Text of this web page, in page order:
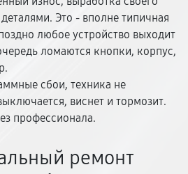
Это - вполне типичная
любое устройство выходит
ломаются кнопки, корпус,
сбои, техника не
виснет и тормозит.
профессионала.
ремонт